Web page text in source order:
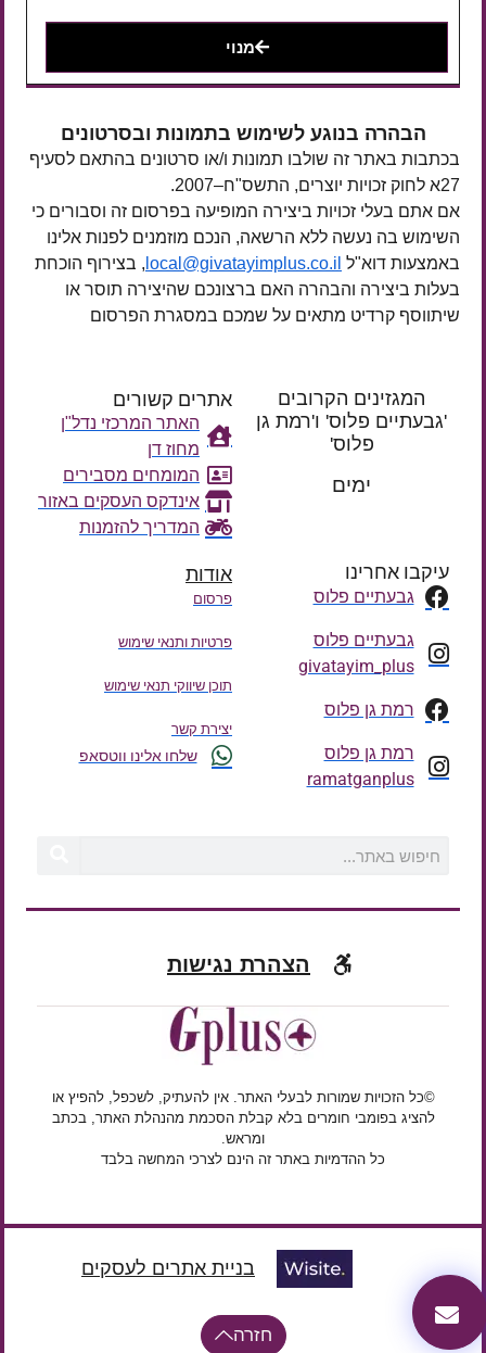
מנוי
הבהרה בנוגע לשימוש בתמונות ובסרטונים
בכתבות באתר זה שולבו תמונות ו/או סרטונים בהתאם לסעיף
27א לחוק זכויות יוצרים, התשס"ח–2007.
אם אתם בעלי זכויות ביצירה המופיעה בפרסום זה וסבורים כי
השימוש בה נעשה ללא הרשאה, הנכם מוזמנים לפנות אלינו
באמצעות דוא"ל local@givatayimplus.co.il , בצירוף הוכחת
בעלות ביצירה והבהרה האם ברצונכם שהיצירה תוסר או
שיתווסף קרדיט מתאים על שמכם במסגרת הפרסום
המגזינים הקרובים
'גבעתיים פלוס' ו'רמת גן
פלוס'
ימים
אתרים קשורים
האתר המרכזי נדל"ן
מחוז דן
המומחים מסבירים
אינדקס העסקים באזור
המדריך להזמנות
עיקבו אחרינו
גבעתיים פלוס
גבעתיים פלוס
givatayim_plus
רמת גן פלוס
רמת גן פלוס
ramatganplus
אודות
פרסום
פרטיות ותנאי שימוש
תוכן שיווקי תנאי שימוש
יצירת קשר
שלחו אלינו ווטסאפ
הצהרת נגישות
©כל הזכויות שמורות לבעלי האתר. אין להעתיק, לשכפל, להפיץ או
להציג בפומבי חומרים בלא קבלת הסכמת מהנהלת האתר, בכתב
ומראש.
כל ההדמיות באתר זה הינם לצרכי המחשה בלבד
בניית אתרים לעסקים
חזרה